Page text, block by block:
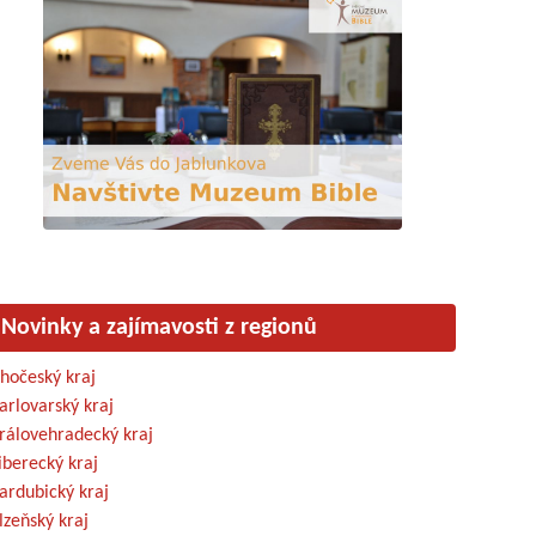
Novinky a zajímavosti z regionů
kraj
kraj
kraj
kraj
kraj
kraj